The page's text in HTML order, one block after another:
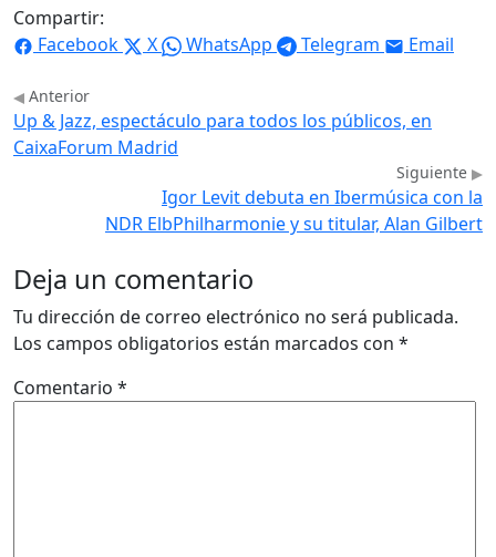
Compartir:
Facebook
X WhatsApp Telegram Email
Anterior
Up & Jazz, espectáculo para todos los públicos, en
CaixaForum Madrid
Siguiente
Igor Levit debuta en Ibermúsica con la
NDR ElbPhilharmonie y su titular, Alan Gilbert
Deja un comentario
Tu dirección de correo electrónico no será publicada.
Los campos obligatorios están marcados con *
Comentario *